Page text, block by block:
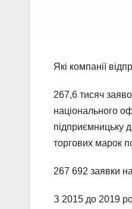
Які компанії
267,6 тисяч
національного
підприємницьку
торгових марок
267 692 заявки
З 2015 до 2019